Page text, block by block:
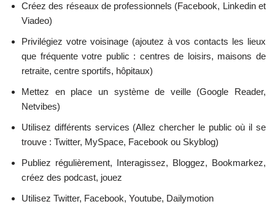
Créez des réseaux de professionnels (Facebook, Linkedin et
Viadeo)
Privilégiez votre voisinage (ajoutez à vos contacts les lieux
que fréquente votre public : centres de loisirs, maisons de
retraite, centre sportifs, hôpitaux)
Mettez en place un système de veille (Google Reader,
Netvibes)
Utilisez différents services (Allez chercher le public où il se
trouve : Twitter, MySpace, Facebook ou Skyblog)
Publiez régulièrement, Interagissez, Bloggez, Bookmarkez,
créez des podcast, jouez
Utilisez Twitter, Facebook, Youtube, Dailymotion